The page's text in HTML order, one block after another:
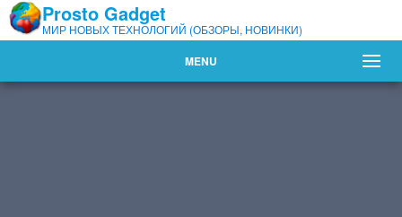
Prosto Gadget
МИР НОВЫХ ТЕХНОЛОГИЙ (ОБЗОРЫ, НОВИНКИ)
MENU